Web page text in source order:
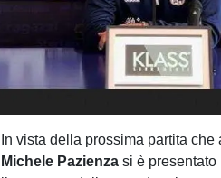
In vista della prossima partita
Michele Pazienza si è